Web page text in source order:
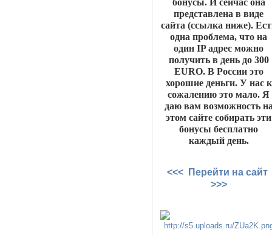
бонусы. И сейчас она
представлена в виде
сайта (ссылка ниже).
одна проблема, что на
один IP адрес можно
получить в день до 300
EURO. В России это
хорошие деньги. У нас к
сожалению это мало. Я
даю вам возможность
этом сайте собирать эти
бонусы бесплатно
каждый день.
<<< Перейти на сайт
>>>